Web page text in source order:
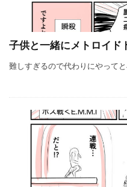
子供と一緒にメトロイド
難しすぎるので代わりにやって